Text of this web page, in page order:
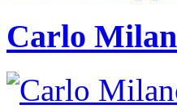
Carlo